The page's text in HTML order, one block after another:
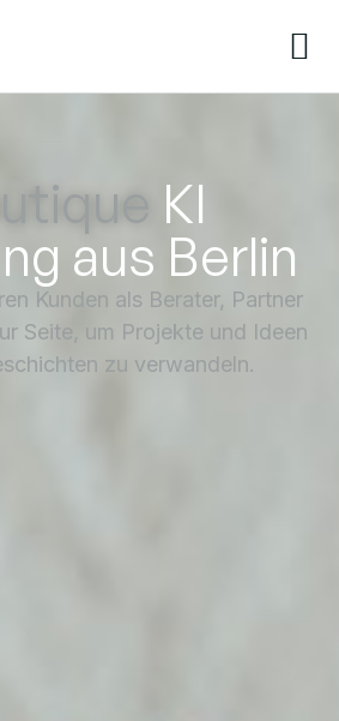
KI
aus Berlin
Kunden als Berater, Partner
Seite, um Projekte und Ideen
zu verwandeln.